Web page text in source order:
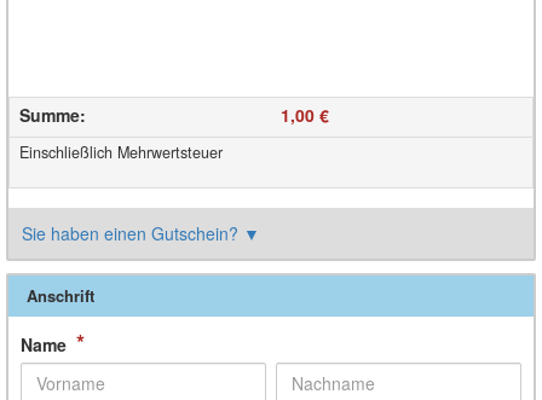
Summe: 1,00 €
Einschließlich Mehrwertsteuer
Sie haben einen Gutschein? ▼
Anschrift
Name *